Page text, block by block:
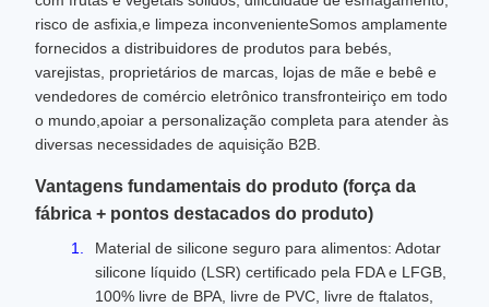
risco de asfixia,e limpeza inconvenienteSomos amplamente
fornecidos a distribuidores de produtos para bebés,
varejistas, proprietários de marcas, lojas de mãe e bebê e
vendedores de comércio eletrônico transfronteiriço em todo
o mundo,apoiar a personalização completa para atender às
diversas necessidades de aquisição B2B.
Vantagens fundamentais do produto (força da
fábrica + pontos destacados do produto)
Material de silicone seguro para alimentos: Adotar
silicone líquido (LSR) certificado pela FDA e LFGB,
100% livre de BPA, livre de PVC, livre de ftalatos,